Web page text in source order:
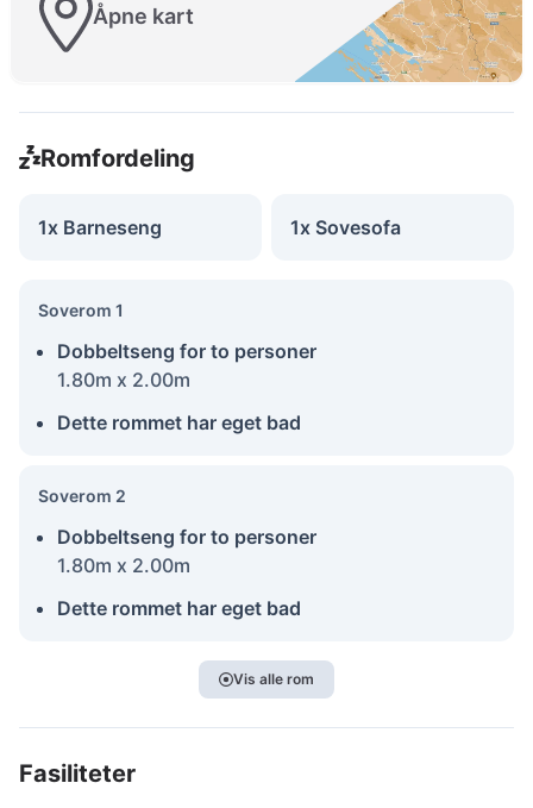
Åpne kart
Romfordeling
1x Barneseng 1x Sovesofa
Soverom 1
Dobbeltseng for to personer
1.80m x 2.00m
Dette rommet har eget bad
Soverom 2
Dobbeltseng for to personer
1.80m x 2.00m
Dette rommet har eget bad
Vis alle rom
Fasiliteter